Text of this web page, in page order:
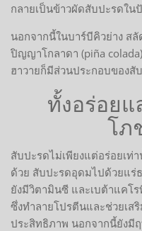
กลายเป็นข้าวผัดสับปะรดใน
นอกจากนี้ในบาร์บีคิวย่าง ส
ปิญญาโกลาดา (piña
ฮาวายก็มีส่วนประกอบของสั
ทั้งอร่อย
โภ
สับปะรดไม่เพียงแต่อร่อยเ
ด้วย สับปะรดอุดมไปด้วยแร่
ยังมีวิตามินซี และเบต้าแคโ
ซึ่งทำลายโปรตีนและช่วยเส
ประสิทธิภาพ นอกจากนี้ยังมี